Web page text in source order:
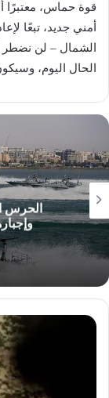
قوة حماس، معتبرًا
أمني جديد، تبعًا
الشمال – لن
الحال اليوم،
الحرس